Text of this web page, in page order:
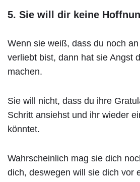
5. Sie will dir keine
Wenn sie weiß, dass du noch
verliebt bist, dann hat sie Angst
machen.
Sie will nicht, dass du ihre
Schritt ansiehst und ihr wieder
könntet.
Wahrscheinlich mag sie dich
dich, deswegen will sie dich vor